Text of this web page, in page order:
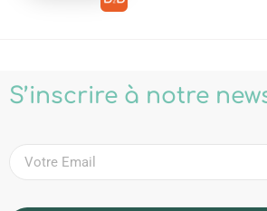
S’inscrire à notre